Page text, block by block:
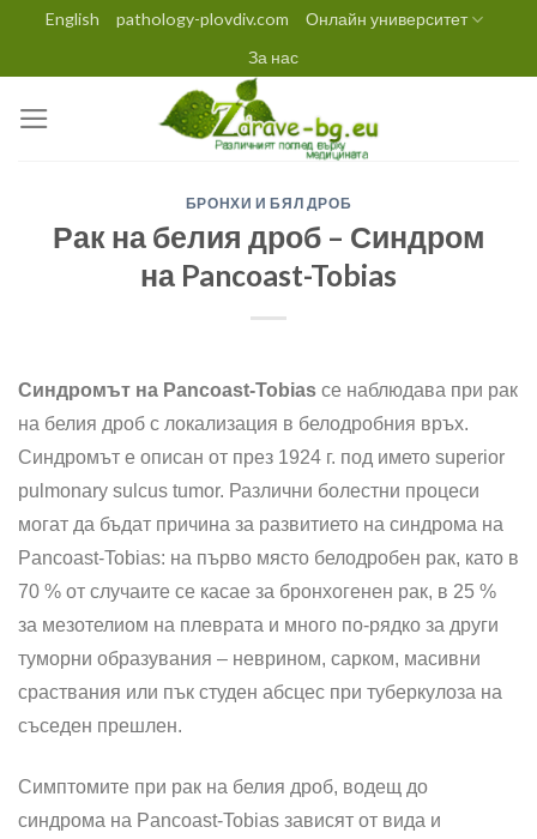
content
English pathology-plovdiv.com
Онлайн университет
За нас
БРОНХИ И БЯЛ ДРОБ
Рак на белия дроб – Синдром
на Pancoast-Tobias
Синдромът на Pancoast-Tobias се наблюдава при рак
на белия дроб с локализация в белодробния връх.
Синдромът е описан от през 1924 г. под името superior
pulmonary sulcus tumor. Различни болестни процеси
могат да бъдат причина за развитието на синдрома на
Pancoast-Tobias: на първо място белодробен рак, като в
70 % от случаите се касае за бронхогенен рак, в 25 %
за мезотелиом на плеврата и много по-рядко за други
туморни образувания – неврином, сарком, масивни
сра­ствания или пък студен абсцес при туберкулоза на
съседен прешлен.
Симптомите при рак на белия дроб, водещ до
синдрома на Pancoast-Tobias зависят от вида и